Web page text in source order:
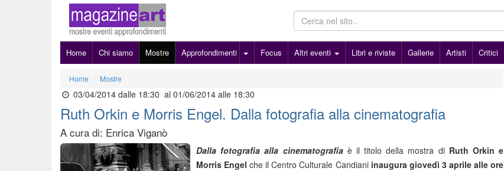
Home Chi siamo Mostre Approfondimenti Focus Altri eventi Libri e riviste Gallerie Artisti Critici
Home Mostre
03/04/2014 dalle 18:30 al 01/06/2014 alle 18:30
Ruth Orkin e Morris Engel. Dalla fotografia alla cinematografia
A cura di: Enrica Viganò
Dalla fotografia alla cinematografiaè il titolo della mostra di Ruth Orkin e
Morris Engelche il Centro Culturale Candiani inaugura giovedì 3 aprile alle ore